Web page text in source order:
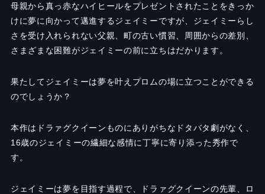
母親から真っ赤なハイヒールをプレゼントされたことをきっか
けに夢に向かって邁進するジェイミーですが、ジェイミーらし
さを受け入れられない父親、町の古い慣習、周囲からの差別、
さまざまな困難がジェイミーの前に立ちはだかります。
果たしてジェイミーは夢を叶えプロムの場に立つことができる
のでしょうか？
本作はドラァグクイーンものにありがちなドタバタ劇がなく、
16歳のジェイミーの繊細な感情に丁寧に寄り添った秀作で
す。
ジェイミーは夢を目指す過程で、ドラァグクイーンの先輩、ロ